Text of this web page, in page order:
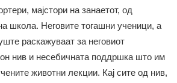
мајстори на занаетот, од
школа. Неговите тогашни ученици, а
раскажуваат за неговиот
нив и несебичната поддршка што им
животни лекции. Кај сите од нив,